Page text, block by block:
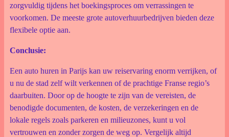
zorgvuldig tijdens het boekingsproces om verrassingen te
voorkomen. De meeste grote autoverhuurbedrijven bieden deze
flexibele optie aan.
Conclusie:
Een auto huren in Parijs kan uw reiservaring enorm verrijken, of
u nu de stad zelf wilt verkennen of de prachtige Franse regio’s
daarbuiten. Door op de hoogte te zijn van de vereisten, de
benodigde documenten, de kosten, de verzekeringen en de
lokale regels zoals parkeren en milieuzones, kunt u vol
vertrouwen en zonder zorgen de weg op. Vergelijk altijd